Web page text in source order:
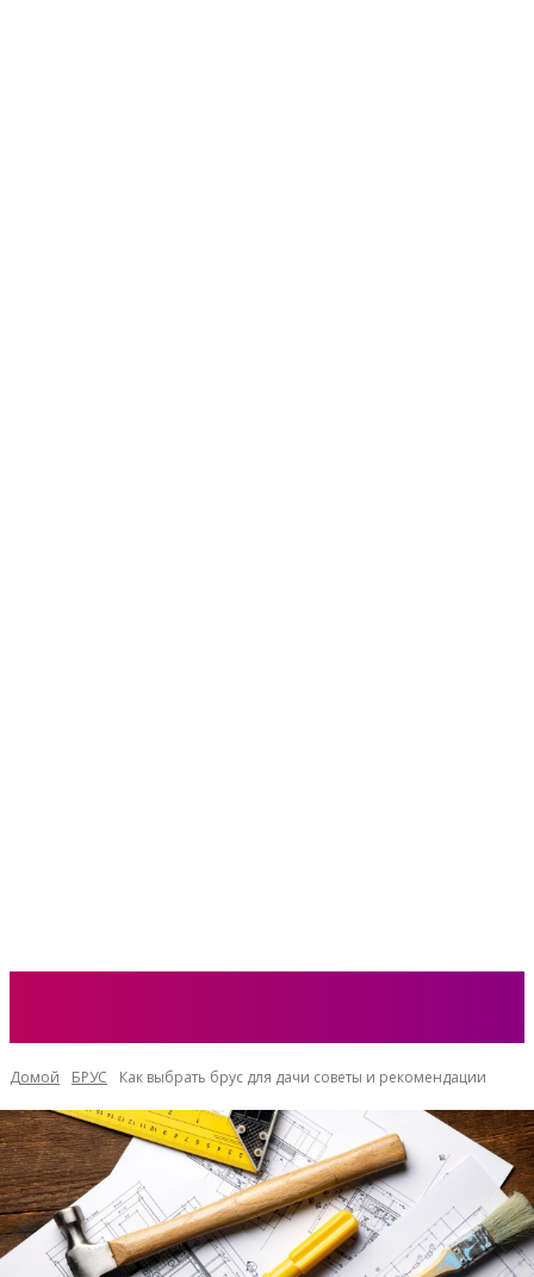
Домой БРУС Как выбрать брус для дачи советы и рекомендации